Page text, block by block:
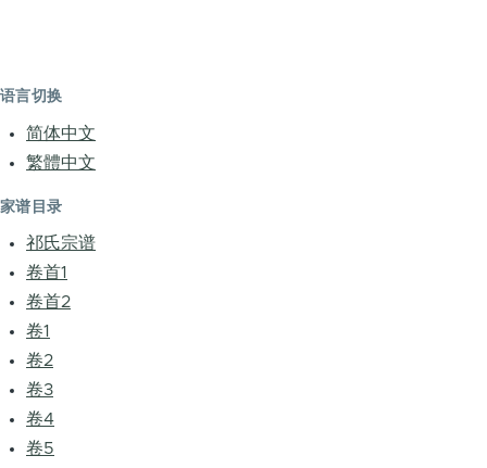
语言切换
简体中文
繁體中文
家谱目录
祁氏宗谱
卷首1
卷首2
卷1
卷2
卷3
卷4
卷5